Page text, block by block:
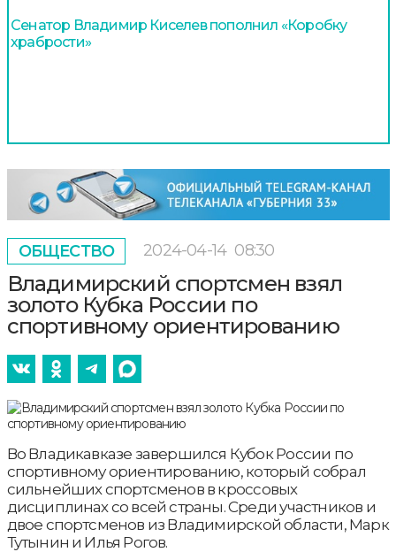
Сенатор Владимир Киселев пополнил «Коробку
храбрости»
ОБЩЕСТВО 2024-04-14 08:30
Владимирский спортсмен взял
золото Кубка России по
спортивному ориентированию
Во Владикавказе завершился Кубок России по
спортивному ориентированию, который собрал
сильнейших спортсменов в кроссовых
дисциплинах со всей страны. Среди участников и
двое спортсменов из Владимирской области, Марк
Тутынин и Илья Рогов.